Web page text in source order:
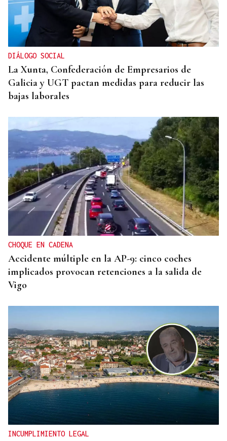
DIÁLOGO SOCIAL
La Xunta, Confederación de Empresarios de
Galicia y UGT pactan medidas para reducir las
bajas laborales
CHOQUE EN CADENA
Accidente múltiple en la AP-9: cinco coches
implicados provocan retenciones a la salida de
Vigo
INCUMPLIMIENTO LEGAL